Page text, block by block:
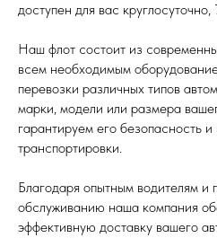
доступен для вас
Наш флот состоит из
всем необходимым
перевозки различных типов
марки, модели или размера
гарантируем его безопасность
транспортировки.
Благодаря опытным водителям и
обслуживанию наша компания
эффективную доставку вашего